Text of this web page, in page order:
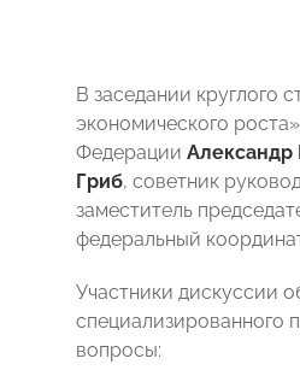
В заседании круглого
экономического
Федерации Александр
Гриб, советник
заместитель
федеральный
Участники дискуссии
специализированного
вопросы: